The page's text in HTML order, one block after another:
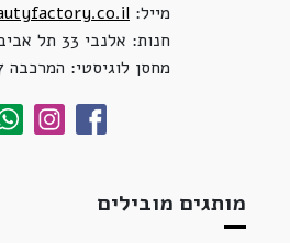
מייל:
חנות: אלנבי 33 תל אביב
מחסן לוגיסטי: המרכבה 17 חולון
מותגים מובילים